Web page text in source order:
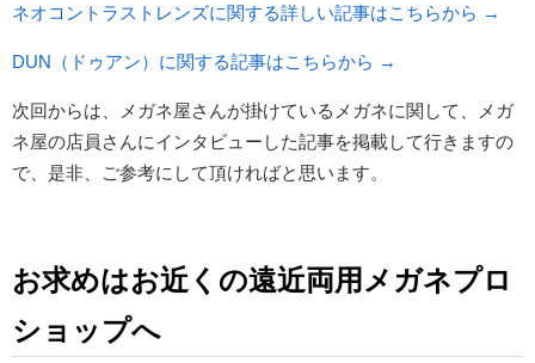
ネオコントラストレンズに関する詳しい記事はこちらから →
DUN（ドゥアン）に関する記事はこちらから →
次回からは、メガネ屋さんが掛けているメガネに関して、メガ
ネ屋の店員さんにインタビューした記事を掲載して行きますの
で、是非、ご参考にして頂ければと思います。
お求めはお近くの遠近両用メガネプロ
ショップへ